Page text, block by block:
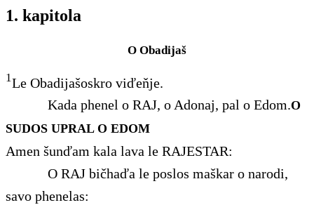
1. kapitola
O Obadijaš
1Le Obadijašoskro viďeňje.
Kada phenel o RAJ, o Adonaj, pal o Edom.O
SUDOS UPRAL O EDOM
Amen šunďam kala lava le RAJESTAR:
O RAJ bičhaďa le poslos maškar o narodi,
savo phenelas: